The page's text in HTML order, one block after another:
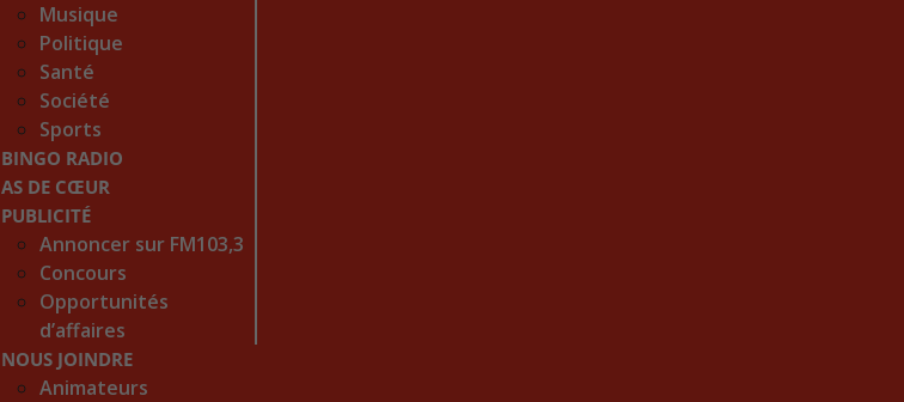
Musique
Politique
Santé
Société
Sports
BINGO RADIO
AS DE CŒUR
PUBLICITÉ
Annoncer sur FM103,3
Concours
Opportunités
d’affaires
NOUS JOINDRE
Animateurs